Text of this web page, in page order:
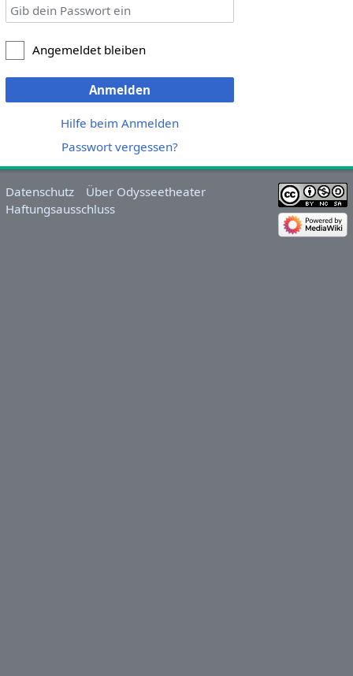
Angemeldet bleiben
Anmelden
Hilfe beim Anmelden
Passwort vergessen?
Datenschutz
Über Odysseetheater
Haftungsausschluss